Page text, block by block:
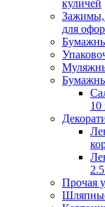
куличей
Зажимы,
для
10
Прочая